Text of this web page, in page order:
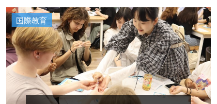
国際教育